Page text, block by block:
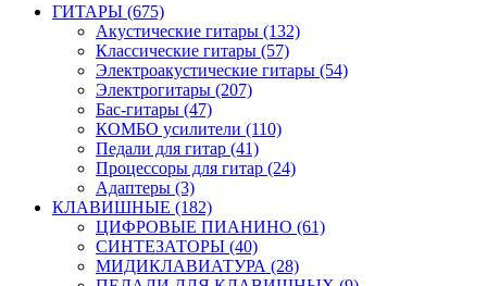
ГИТАРЫ (675)
Акустические гитары (132)
Классические гитары (57)
Электроакустические гитары (54)
Электрогитары (207)
Бас-гитары (47)
КОМБО усилители (110)
Педали для гитар (41)
Процессоры для гитар (24)
Адаптеры (3)
КЛАВИШНЫЕ (182)
ЦИФРОВЫЕ ПИАНИНО (61)
СИНТЕЗАТОРЫ (40)
МИДИКЛАВИАТУРА (28)